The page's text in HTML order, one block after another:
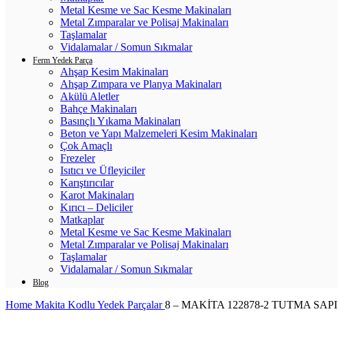
Metal Kesme ve Sac Kesme Makinaları
Metal Zımparalar ve Polisaj Makinaları
Taşlamalar
Vidalamalar / Somun Sıkmalar
Ferm Yedek Parça
Ahşap Kesim Makinaları
Ahşap Zımpara ve Planya Makinaları
Akülü Aletler
Bahçe Makinaları
Basınçlı Yıkama Makinaları
Beton ve Yapı Malzemeleri Kesim Makinaları
Çok Amaçlı
Frezeler
Isıtıcı ve Üfleyiciler
Karıştırıcılar
Karot Makinaları
Kırıcı – Deliciler
Matkaplar
Metal Kesme ve Sac Kesme Makinaları
Metal Zımparalar ve Polisaj Makinaları
Taşlamalar
Vidalamalar / Somun Sıkmalar
Blog
Home Makita Kodlu Yedek Parçalar8 – MAKİTA 122878-2 TUTMA SAPI